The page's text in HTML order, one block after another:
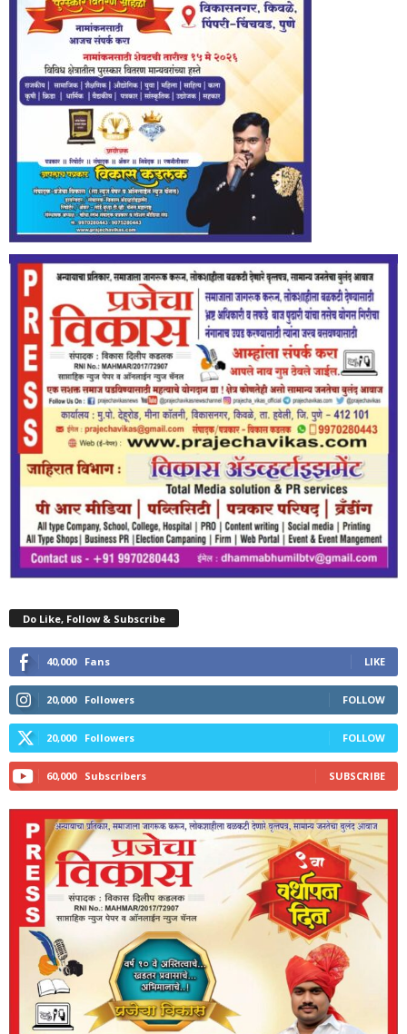
Do Like, Follow & Subscribe
40,000 Fans LIKE
20,000 Followers FOLLOW
20,000 Followers FOLLOW
60,000 Subscribers SUBSCRIBE